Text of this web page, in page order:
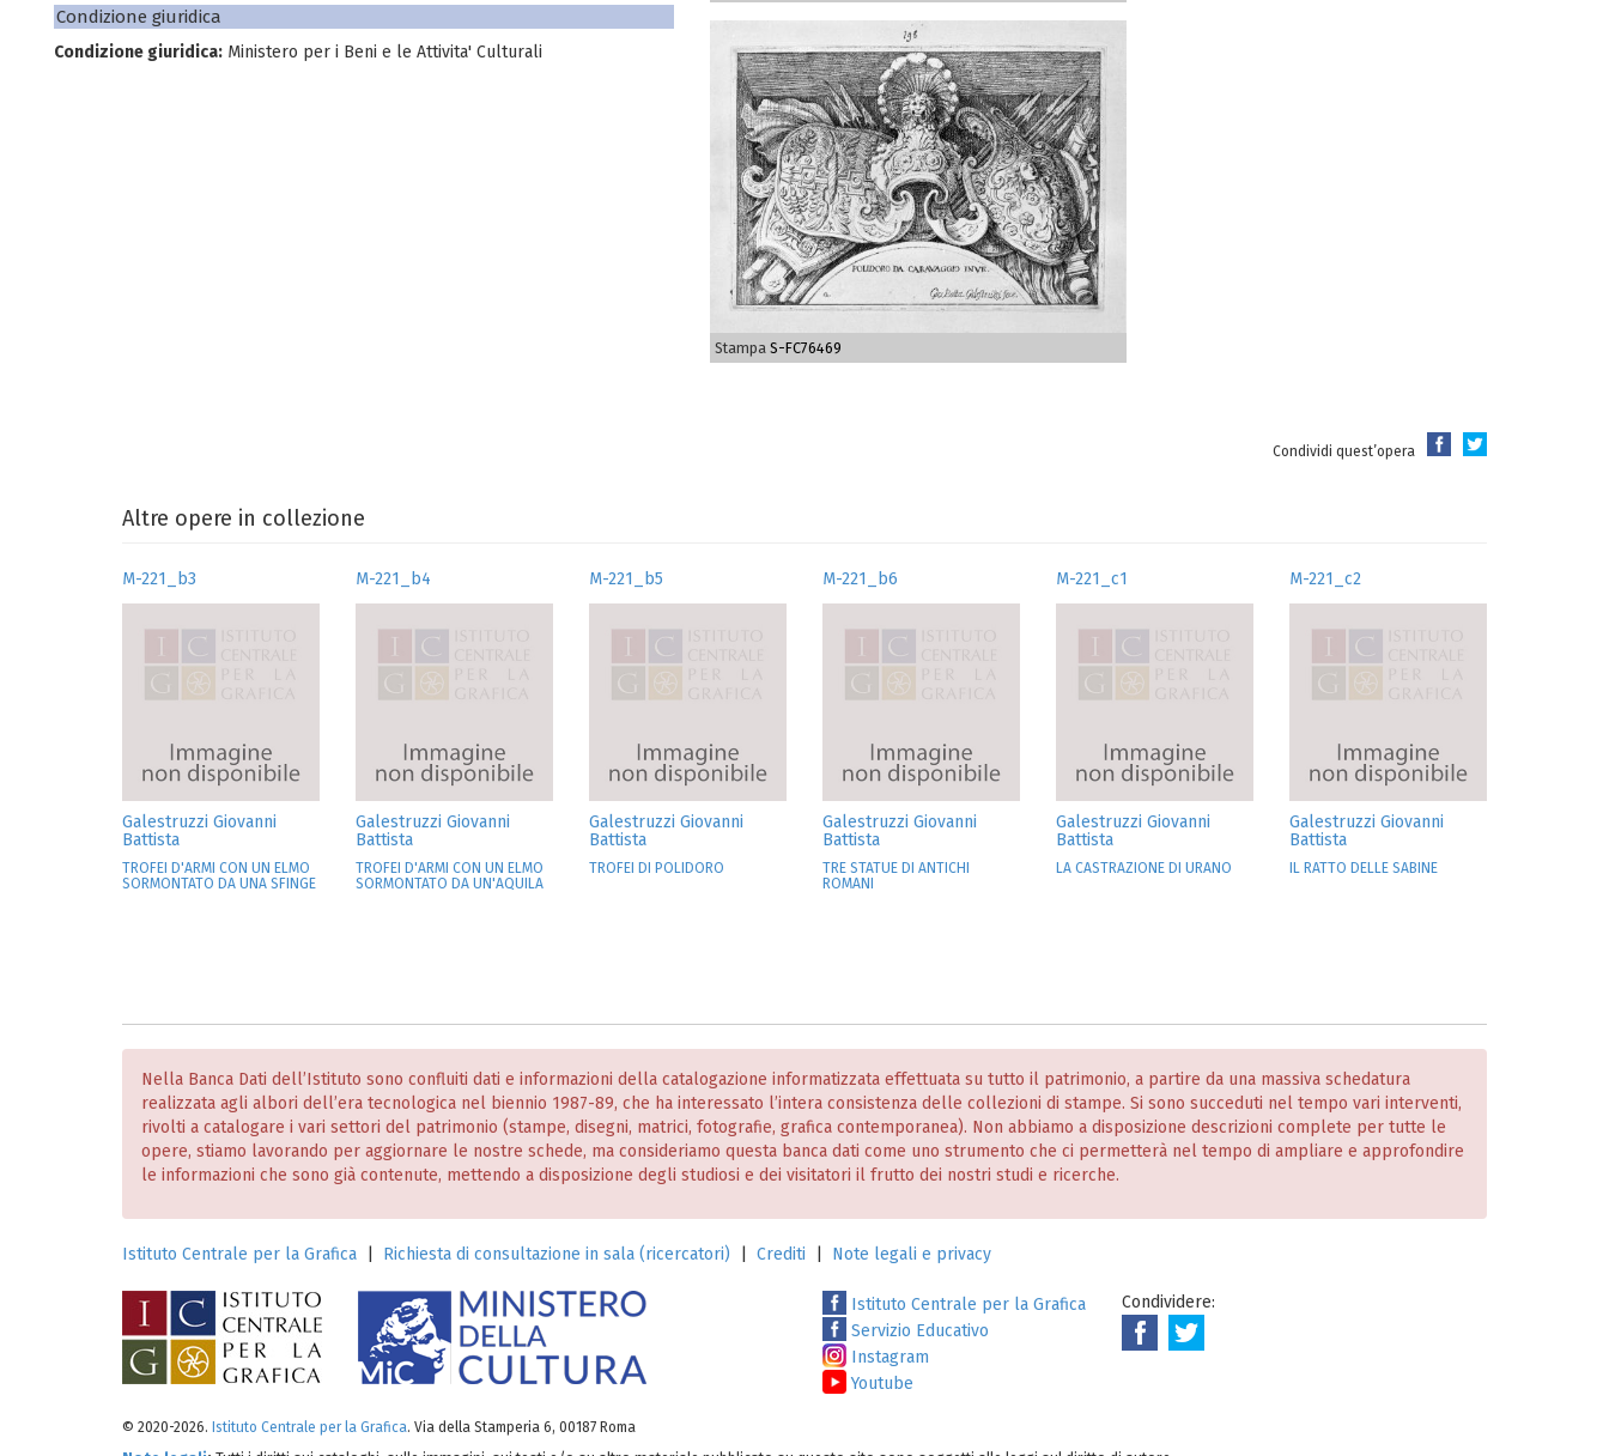
Condizione giuridica
Condizione giuridica: Ministero per i Beni e le Attivita' Culturali
Stampa S-FC76469
Condividi quest’opera
Altre opere in collezione
M-221_b3
Galestruzzi Giovanni
Battista
TROFEI D'ARMI CON UN ELMO
SORMONTATO DA UNA SFINGE
M-221_b4
Galestruzzi Giovanni
Battista
TROFEI D'ARMI CON UN ELMO
SORMONTATO DA UN'AQUILA
M-221_b5
Galestruzzi Giovanni
Battista
TROFEI DI POLIDORO
M-221_b6
Galestruzzi Giovanni
Battista
TRE STATUE DI ANTICHI
ROMANI
M-221_c1
Galestruzzi Giovanni
Battista
LA CASTRAZIONE DI URANO
M-221_c2
Galestruzzi Giovanni
Battista
IL RATTO DELLE SABINE
Nella Banca Dati dell’Istituto sono confluiti dati e informazioni della catalogazione informatizzata effettuata su tutto il patrimonio, a partire da una massiva schedatura
realizzata agli albori dell’era tecnologica nel biennio 1987-89, che ha interessato l’intera consistenza delle collezioni di stampe. Si sono succeduti nel tempo vari interventi,
rivolti a catalogare i vari settori del patrimonio (stampe, disegni, matrici, fotografie, grafica contemporanea). Non abbiamo a disposizione descrizioni complete per tutte le
opere, stiamo lavorando per aggiornare le nostre schede, ma consideriamo questa banca dati come uno strumento che ci permetterà nel tempo di ampliare e approfondire
le informazioni che sono già contenute, mettendo a disposizione degli studiosi e dei visitatori il frutto dei nostri studi e ricerche.
Istituto Centrale per la Grafica Richiesta di consultazione in sala (ricercatori) Crediti Note legali e privacy
Istituto Centrale per la Grafica
Servizio Educativo
Instagram
Youtube
Condividere:
© 2020-2026. Istituto Centrale per la Grafica. Via della Stamperia 6, 00187 Roma